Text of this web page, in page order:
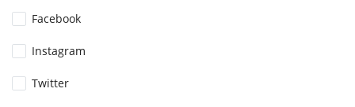
Facebook
Instagram
Twitter